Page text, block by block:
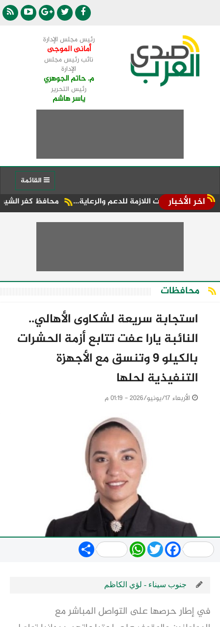
رئيس مجلس الإدارة
أمانى الموجى
نائب رئيس مجلس
الإدارة
م. حاتم الجوهري
رئيس التحرير
ياسر هاشم
اخر الأخبار محافظ كفر الشيخ يتفقد اللازمة للدعم والرعاية...
محافظات
استجابة سريعة لشكاوى الأهالي..
النائبة يارا عفت تتابع أزمة الحشرات
بالكيلو 9 وتنسق مع الأجهزة
التنفيذية لحلها
الأربعاء 17/يونيو/2026 - 01:19 م
Share WhatsApp
TwitterFacebook
جنوب سيناء - لؤي الكاظم
في إطار حرصها على التواصل المباشر مع